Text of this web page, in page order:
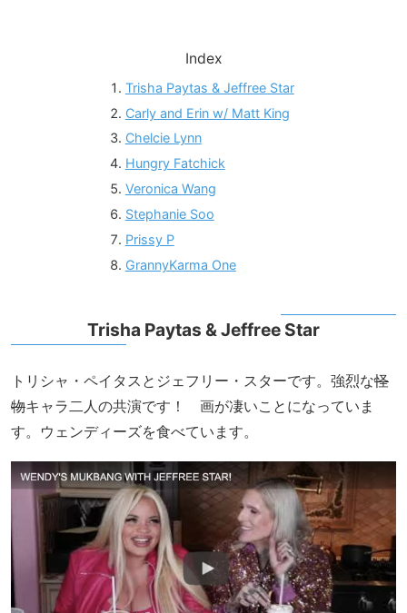
Index
Trisha Paytas & Jeffree Star
Carly and Erin w/ Matt King
Chelcie Lynn
Hungry Fatchick
Veronica Wang
Stephanie Soo
Prissy P
GrannyKarma One
Trisha Paytas & Jeffree Star
トリシャ・ペイタスとジェフリー・スターです。強烈な怪
物キャラ二人の共演です！ 画が凄いことになっていま
す。ウェンディーズを食べています。